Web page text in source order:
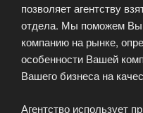
позволяет агентству
отдела. Мы поможем Вы
компанию на рынке,
особенности Вашей
Вашего бизнеса на
Агентство использует